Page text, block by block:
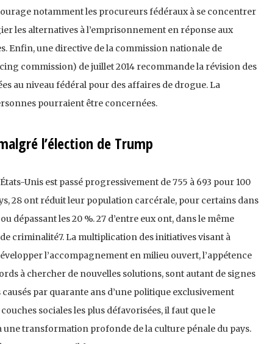
notamment les procureurs fédéraux à se concentrer
les alternatives à l’emprisonnement en réponse aux
Enfin, une directive de la commission nationale de
commission) de juillet 2014 recommande la révision des
au niveau fédéral pour des affaires de drogue. La
pourraient être concernées.
l’élection de Trump
Unis est passé progressivement de 755 à 693 pour 100
28 ont réduit leur population carcérale, pour certains dans
les 20 %. 27 d’entre eux ont, dans le même
criminalité7. La multiplication des initiatives visant à
l’accompagnement en milieu ouvert, l’appétence
à chercher de nouvelles solutions, sont autant de signes
par quarante ans d’une politique exclusivement
sociales les plus défavorisées, il faut que le
transformation profonde de la culture pénale du pays.